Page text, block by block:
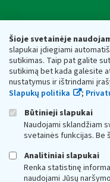
Šioje svetainėje
slapukai įdiegiami
sutikimas. Taip pat galite
sutikimą bet kada galėsite
nustatymus ir ištrindami
Slapukų politika
;
Būtinieji slapukai
Naudojami sklandžiam
svetainės funkcijas. Be
Analitiniai slapukai
Renka statistinę
naudojami Jūsų
Respublikos
Biudžetinė įstaiga.
adresas: Vasario 16-osios
vmi@vmi.lt, E. pristatymo
Duomenys apie
Respublikos finansų